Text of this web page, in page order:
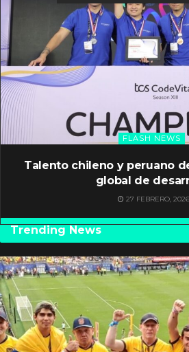
FLASH NEWS
Talento chileno y peruano
global de
27 FEBRERO, 2026
Trending News